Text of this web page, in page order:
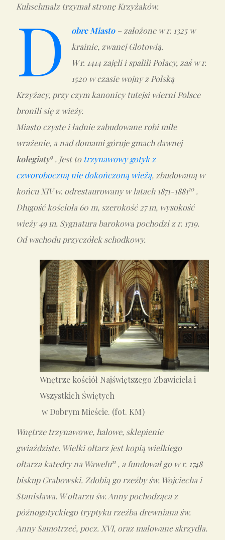
Kuhschmalz trzymał stronę Krzyżaków.
D obre Miasto– założone w r. 1325 w
krainie, zwanej Glotowią.
W r. 1414 zajęli i spalili Polacy, zaś w r.
1520 w czasie wojny z Polską
Krzyżacy, przy czym kanonicy tutejsi wierni Polsce
bronili się z wieży.
Miasto czyste i ładnie zabudowane robi miłe
wrażenie, a nad domami góruje gmach dawnej
kolegiaty9. Jest to trzynawowy gotyk z
czworoboczną nie dokończoną wieżą, zbudowaną w
końcu XIV w. odrestaurowany w latach 1871-188110.
Długość kościoła 60 m, szerokość 27 m, wysokość
wieży 49 m. Sygnatura barokowa pochodzi z r. 1719.
Od wschodu przyczółek schodkowy.
Wnętrze kościół Najświętszego Zbawiciela i
Wszystkich Świętych
w Dobrym Mieście. (fot. KM)
Wnętrze trzynawowe, halowe, sklepienie
gwiaździste. Wielki ołtarz jest kopią wielkiego
ołtarza katedry na Wawelu11, a fundował go w r. 1748
biskup Grabowski. Zdobią go rzeźby św. Wojciecha i
Stanisława. W ołtarzu św. Anny pochodząca z
późnogotyckiego tryptyku rzeźba drewniana św.
Anny Samotrzeć, pocz. XVI, oraz malowane skrzydła.